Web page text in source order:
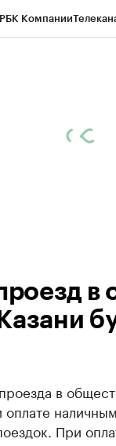
РБК Компании
в
При